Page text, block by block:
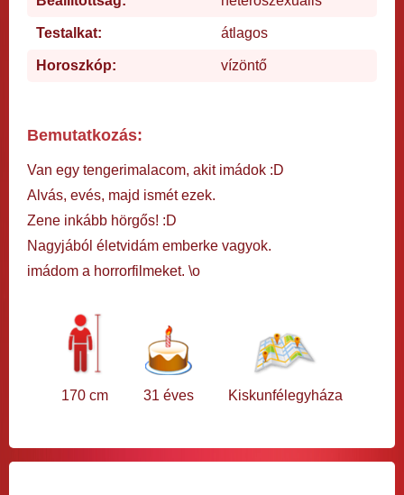
Testalkat: átlagos
Horoszkóp: vízöntő
Bemutatkozás:
Van egy tengerimalacom, akit imádok :D
Alvás, evés, majd ismét ezek.
Zene inkább hörgős! :D
Nagyjából életvidám emberke vagyok.
imádom a horrorfilmeket. \o
170 cm 31 éves Kiskunfélegyháza